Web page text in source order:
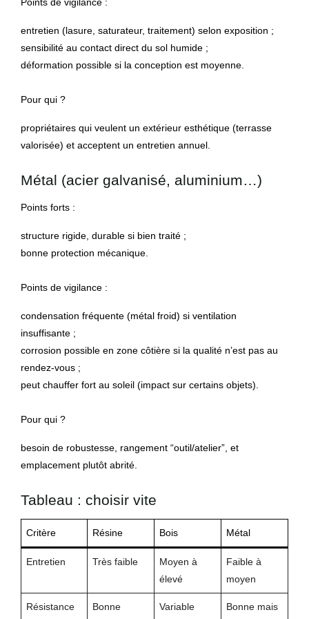
entretien (lasure, saturateur, traitement) selon exposition ;
sensibilité au contact direct du sol humide ;
déformation possible si la conception est moyenne.
Pour qui ?
propriétaires qui veulent un extérieur esthétique (terrasse
valorisée) et acceptent un entretien annuel.
Métal (acier galvanisé, aluminium…)
Points forts :
structure rigide, durable si bien traité ;
bonne protection mécanique.
Points de vigilance :
condensation fréquente (métal froid) si ventilation
insuffisante ;
corrosion possible en zone côtière si la qualité n’est pas au
rendez-vous ;
peut chauffer fort au soleil (impact sur certains objets).
Pour qui ?
besoin de robustesse, rangement “outil/atelier”, et
emplacement plutôt abrité.
Tableau : choisir vite
Critère Résine Bois Métal
Entretien Très faible
Moyen à
élevé
Faible à
moyen
Résistance
Bonne
Variable
Bonne mais